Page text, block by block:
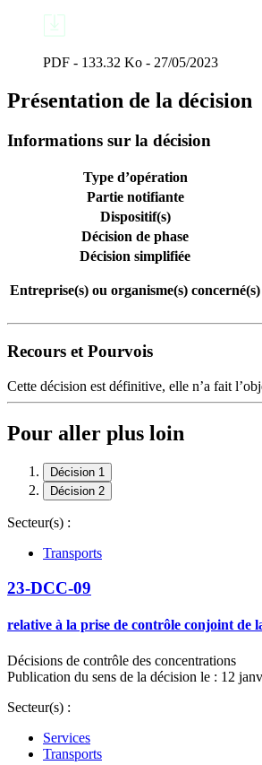
PDF - 133.32 Ko - 27/05/2023
Présentation de la décision
Informations sur la décision
Type d’opération
Partie notifiante
Dispositif(s)
Décision de phase
Décision simplifiée
Entreprise(s) ou organisme(s) concerné(s)
Recours et Pourvois
Cette décision est définitive, elle n’a fait
Pour aller plus loin
Décision 1
Décision 2
Secteur(s) :
Transports
23-DCC-09
relative à la prise de contrôle conjoint de
Décisions de contrôle des concentrations
Publication du sens de la décision le : 12
Secteur(s) :
Services
Transports